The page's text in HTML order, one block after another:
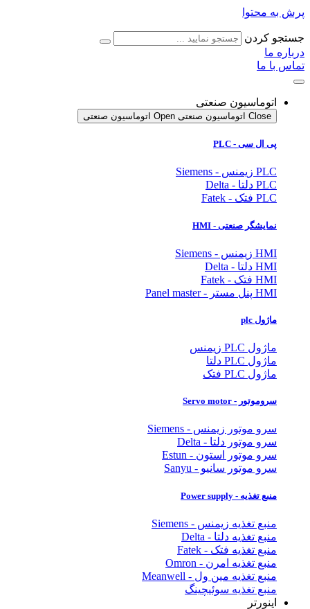
پرش به محتوا
جستجو کردن
درباره ما
تماس با ما
اتوماسیون صنعتی
Close اتوماسیون صنعتی Open اتوماسیون صنعتی
پی ال سی - PLC
PLC زیمنس - Siemens
PLC دلتا - Delta
PLC فتک - Fatek
نمایشگر صنعتی - HMI
HMI زیمنس - Siemens
HMI دلتا - Delta
HMI فتک - Fatek
HMI پنل مستر - Panel master
ماژول plc
ماژول PLC زیمنس
ماژول PLC دلتا
ماژول PLC فتک
سروموتور - Servo motor
سرو موتور زیمنس - Siemens
سرو موتور دلتا - Delta
سرو موتور استون - Estun
سرو موتور سانیو - Sanyu
منبع تغذیه - Power supply
منبع تغذیه زیمنس - Siemens
منبع تغذیه دلتا - Delta
منبع تغذیه فتک - Fatek
منبع تغذیه امرن - Omron
منبع تغذیه مین ول - Meanwell
منبع تغذیه سوئیچینگ
اینورتر